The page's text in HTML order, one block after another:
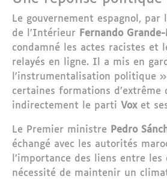
Le gouvernement espagnol,
de l’Intérieur Fernando
condamné les actes racistes et
relayés en ligne. Il a mis en
l'instrumentalisation politique
certaines formations
indirectement le parti Voxet
Le Premier ministre Pedro
échangé avec les autorités
l’importance des liens entre les
nécessité de maintenir un